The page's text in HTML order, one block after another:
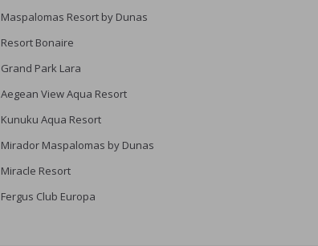
Maspalomas Resort by Dunas
Resort Bonaire
Grand Park Lara
Aegean View Aqua Resort
Kunuku Aqua Resort
Mirador Maspalomas by Dunas
Miracle Resort
Fergus Club Europa